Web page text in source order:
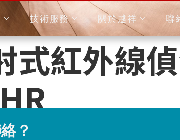
技術服務 關於越祥 聯
式紅外線
？